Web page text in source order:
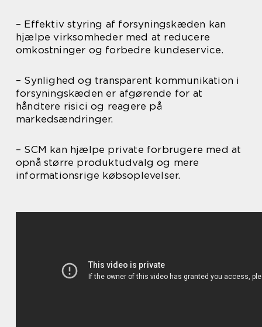
– Effektiv styring af forsyningskæden kan
hjælpe virksomheder med at reducere
omkostninger og forbedre kundeservice.
– Synlighed og transparent kommunikation i
forsyningskæden er afgørende for at
håndtere risici og reagere på
markedsændringer.
– SCM kan hjælpe private forbrugere med at
opnå større produktudvalg og mere
informationsrige købsoplevelser.